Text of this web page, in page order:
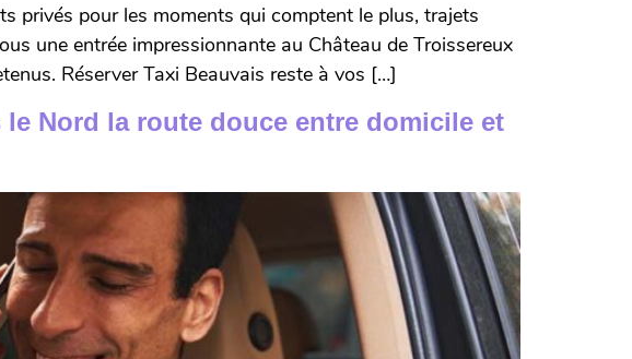
privés pour les moments qui comptent le plus, trajets
une entrée impressionnante au Château de Troissereux
Réserver Taxi Beauvais reste à vos […]
le Nord la route douce entre domicile et